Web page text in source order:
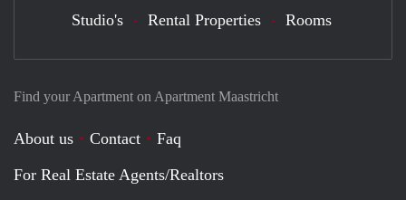
Find your Apartment on Apartment Maastricht
About us Contact
Faq
For Real Estate Agents/Realtors
Studio's Rental Properties Rooms